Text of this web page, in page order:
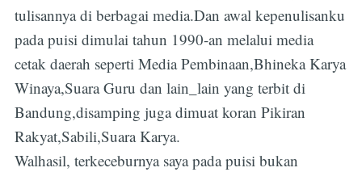
tulisannya di berbagai media.Dan awal kepenulisanku
pada puisi dimulai tahun 1990-an melalui media
cetak daerah seperti Media Pembinaan,Bhineka Karya
Winaya,Suara Guru dan lain_lain yang terbit di
Bandung,disamping juga dimuat koran Pikiran
Rakyat,Sabili,Suara Karya.
Walhasil, terkeceburnya saya pada puisi bukan